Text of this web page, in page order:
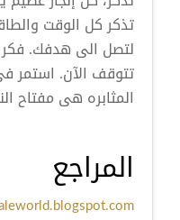
تذكر كل الوقت
لتصل الى هدفك.
تتوقف الآن. استمر
المثابره هى مفتاح
المراجع